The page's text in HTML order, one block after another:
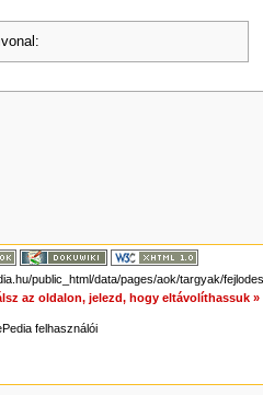
public_html/data/pages/aok/targyak/
az oldalon, jelezd, hogy eltávolíthassuk »
felhasználói